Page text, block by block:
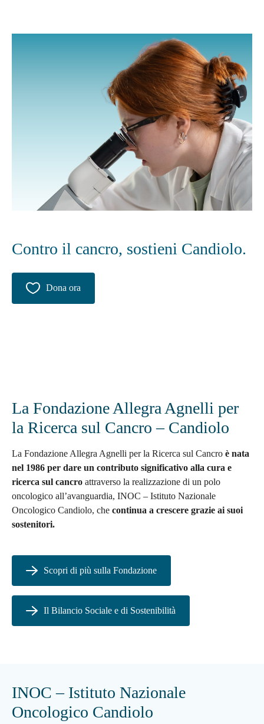
Contro il cancro, sostieni Candiolo.
Dona ora
La Fondazione Allegra Agnelli per
la Ricerca sul Cancro – Candiolo
La Fondazione Allegra Agnelli per la Ricerca sul Cancro è nata
nel 1986 per dare un contributo significativo alla cura e
ricerca sul cancro attraverso la realizzazione di un polo
oncologico all’avanguardia, INOC – Istituto Nazionale
Oncologico Candiolo, che continua a crescere grazie ai suoi
sostenitori.
Scopri di più sulla Fondazione
Il Bilancio Sociale e di Sostenibilità
INOC – Istituto Nazionale
Oncologico Candiolo